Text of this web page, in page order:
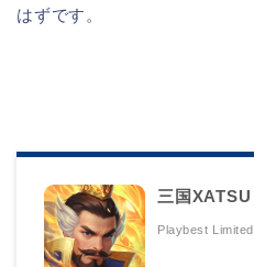
はずです。
三国XATSU
Playbest Limited